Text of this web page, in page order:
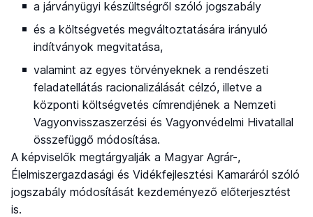
a járványügyi készültségről szóló jogszabály
és a költségvetés megváltoztatására irányuló
indítványok megvitatása,
valamint az egyes törvényeknek a rendészeti
feladatellátás racionalizálását célzó, illetve a
központi költségvetés címrendjének a Nemzeti
Vagyonvisszaszerzési és Vagyonvédelmi Hivatallal
összefüggő módosítása.
A képviselők megtárgyalják a Magyar Agrár-,
Élelmiszergazdasági és Vidékfejlesztési Kamaráról szóló
jogszabály módosítását kezdeményező előterjesztést
is.